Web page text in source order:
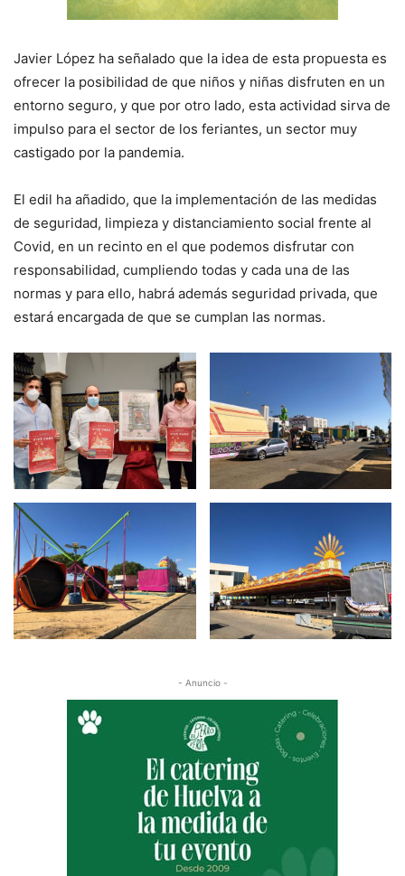
Javier López ha señalado que la idea de esta propuesta es
ofrecer la posibilidad de que niños y niñas disfruten en un
entorno seguro, y que por otro lado, esta actividad sirva de
impulso para el sector de los feriantes, un sector muy
castigado por la pandemia.
El edil ha añadido, que la implementación de las medidas
de seguridad, limpieza y distanciamiento social frente al
Covid, en un recinto en el que podemos disfrutar con
responsabilidad, cumpliendo todas y cada una de las
normas y para ello, habrá además seguridad privada, que
estará encargada de que se cumplan las normas.
- Anuncio -